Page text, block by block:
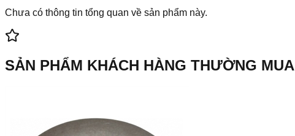
Chưa có thông tin tổng quan về sản phẩm này.
SẢN PHẨM KHÁCH HÀNG THƯỜNG MUA